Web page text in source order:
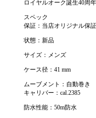
ロイヤルオーク誕生40周
スペック
保証：当店オリジナル保
状態：新品
サイズ：メンズ
ケース径：41 mm
ムーブメント：自動巻き
キャリバー：cal.2385
防水性能：50m防水